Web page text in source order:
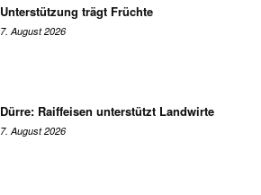
Unterstützung trägt Früchte
7. August 2026
Dürre: Raiffeisen unterstützt Landwirte
7. August 2026